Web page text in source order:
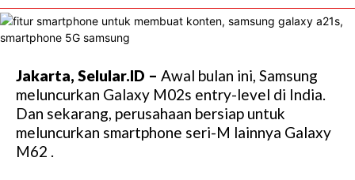
Jakarta, Selular.ID – Awal bulan ini, Samsung
meluncurkan Galaxy M02s entry-level di India.
Dan sekarang, perusahaan bersiap untuk
meluncurkan smartphone seri-M lainnya Galaxy
M62 .